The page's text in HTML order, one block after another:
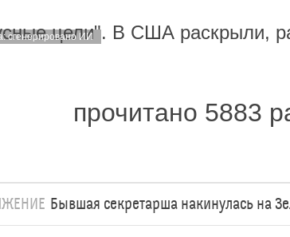
сгенерировано ИИ
прочитано 5883
Бывшая секретарша накинулась на